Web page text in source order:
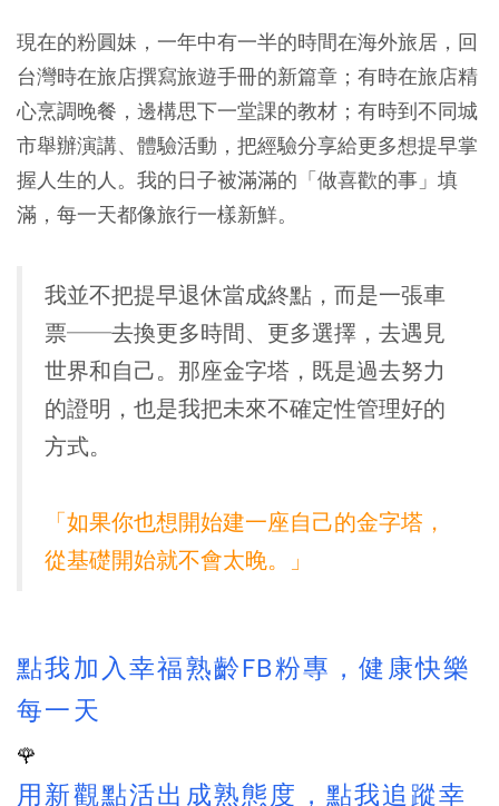
現在的粉圓妹，一年中有一半的時間在海外旅居，回
台灣時在旅店撰寫旅遊手冊的新篇章；有時在旅店精
心烹調晚餐，邊構思下一堂課的教材；有時到不同城
市舉辦演講、體驗活動，把經驗分享給更多想提早掌
握人生的人。我的日子被滿滿的「做喜歡的事」填
滿，每一天都像旅行一樣新鮮。
我並不把提早退休當成終點，而是一張車
票──去換更多時間、更多選擇，去遇見
世界和自己。 那座金字塔，既是過去努力
的證明，也是我把未來不確定性管理好的
方式。
「如果你也想開始建一座自己的金字塔，
從基礎開始就不會太晚。」
點我加入幸福熟齡FB粉專，健康快樂
每一天
🌹
用新觀點活出成熟態度，點我追蹤幸